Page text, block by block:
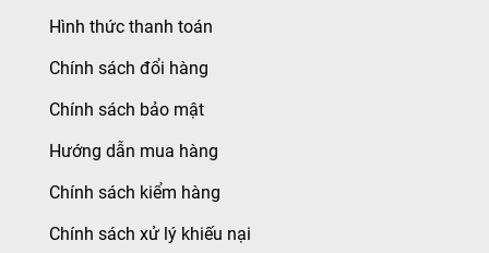
Hình thức thanh toán
Chính sách đổi hàng
Chính sách bảo mật
Hướng dẫn mua hàng
Chính sách kiểm hàng
Chính sách xử lý khiếu nại